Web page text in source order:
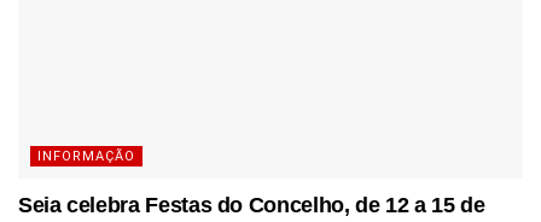
INFORMAÇÃO
Seia celebra Festas do Concelho, de 12 a 15 de